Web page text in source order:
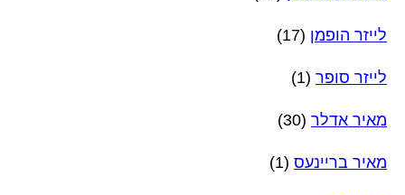
לייזר הופמן (17)
לייזר סופר (1)
מאיר אדלר (30)
מאיר בריינעס (1)